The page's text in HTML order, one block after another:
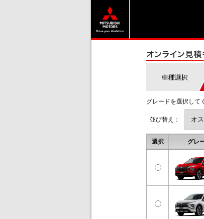
グレードを選択して
並び替え：
選択 グレ